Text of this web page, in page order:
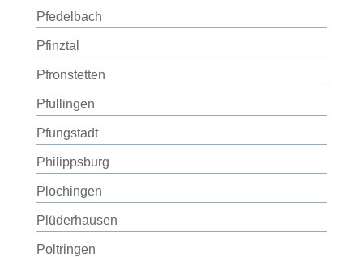
Pfedelbach
Pfinztal
Pfronstetten
Pfullingen
Pfungstadt
Philippsburg
Plochingen
Plüderhausen
Poltringen